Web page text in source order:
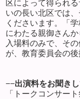
区によって得られ
いの長い北区では
くださいます。「
にわたる親御さん
入場料のみで、そ
が、教育委員会の後
−−出演料をお聞き
「トークコンサー